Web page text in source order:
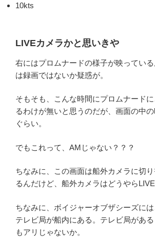
10kts
LIVEカメラかと思いきや
右にはプロムナードの様子が映ってい
は録画ではないか疑惑が。
そもそも、こんな時間にプロムナード
るわけが無いと思うのだが、画面の中
ぐらい。
でもこれって、AMじゃない？？？
ちなみに、この画面は船外カメラに切
るんだけど、船外カメラはどうやらLIVE
ちなみに、ボイジャーオブザシーズに
テレビ局が船内にある。テレビ局があ
もアリじゃないか。